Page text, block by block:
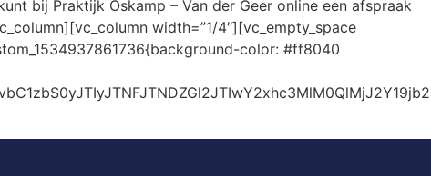
bij Praktijk Oskamp – Van der Geer online een afspraak
width=”1/4″][vc_empty_space
color: #ff8040